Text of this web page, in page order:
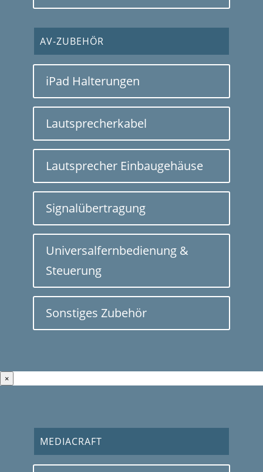
AV-ZUBEHÖR
iPad Halterungen
Lautsprecherkabel
Lautsprecher Einbaugehäuse
Signalübertragung
Universalfernbedienung &
Steuerung
Sonstiges Zubehör
×
MEDIACRAFT